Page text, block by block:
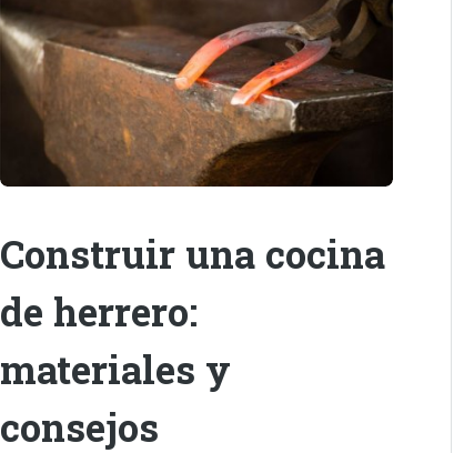
Construir una cocina
de herrero:
materiales y
consejos